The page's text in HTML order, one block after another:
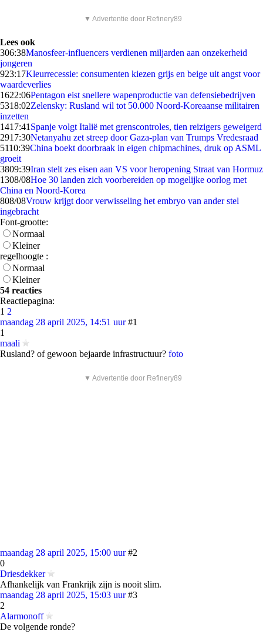
▼ Advertentie door Refinery89
Lees ook
306:38Manosfeer-influencers verdienen miljarden aan onzekerheid
jongeren
923:17Kleurrecessie: consumenten kiezen grijs en beige uit angst voor
waardeverlies
1622:06Pentagon eist snellere wapenproductie van defensiebedrijven
5318:02Zelensky: Rusland wil tot 50.000 Noord-Koreaanse militairen
inzetten
1417:41 Spanje volgt Italië met grenscontroles, tien reizigers geweigerd
2917:30Netanyahu zet streep door Gaza-plan van Trumps Vredesraad
5110:39China boekt doorbraak in eigen chipmachines, druk op ASML
groeit
3809:39Iran stelt zes eisen aan VS voor heropening Straat van Hormuz
1308/08Hoe 30 landen zich voorbereiden op mogelijke oorlog met
China en Noord-Korea
808/08Vrouw krijgt door verwisseling het embryo van ander stel
ingebracht
Font-grootte:
Normaal
Kleiner
regelhoogte :
Normaal
Kleiner
54 reacties
Reactiepagina:
1 2
maandag 28 april 2025, 14:51 uur #1
1
maali
Rusland? of gewoon bejaarde infrastructuur? foto
▼ Advertentie door Refinery89
maandag 28 april 2025, 15:00 uur #2
0
Driesdekker
Afhankelijk van Frankrijk zijn is nooit slim.
maandag 28 april 2025, 15:03 uur #3
2
Alarmonoff
De volgende ronde?